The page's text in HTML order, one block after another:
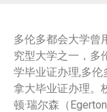
多伦多都会大学曾
究型大学之一，多
学毕业证办理,多伦
拿大毕业证办理。
顿·瑞尔森（